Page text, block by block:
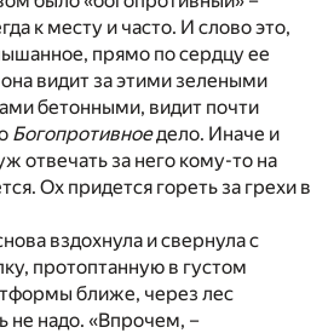
к месту и часто. И слово это,
прямо по сердцу ее
видит за этими зелеными
бетонными, видит почти
Богопротивноедело. Иначе и
отвечать за него кому-то на
Ох придется гореть за грехи в
вздохнула и свернула с
протоптанную в густом
ближе, через лес
не надо. «Впрочем, –